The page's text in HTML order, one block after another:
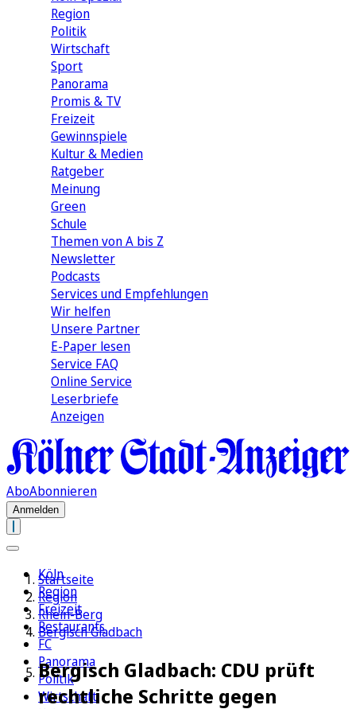
Region
Politik
Wirtschaft
Sport
Panorama
Promis & TV
Freizeit
Gewinnspiele
Kultur & Medien
Ratgeber
Meinung
Green
Schule
Themen von A bis Z
Newsletter
Podcasts
Services und Empfehlungen
Wir helfen
Unsere Partner
E-Paper lesen
Service FAQ
Online Service
Leserbriefe
Anzeigen
AboAbonnieren
Anmelden
Köln
Region
Freizeit
Restaurants
FC
Panorama
Politik
Wirtschaft
Startseite
Region
Rhein-Berg
Bergisch Gladbach
Bergisch Gladbach: CDU prüft
rechtliche Schritte gegen